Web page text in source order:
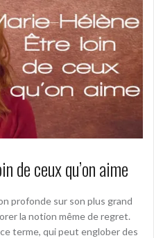
de ceux qu’on aime
profonde sur son plus grand
la notion même de regret.
terme, qui peut englober des